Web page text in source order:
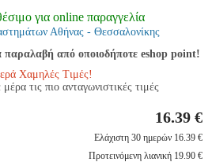
για online παραγγελία
Αθήνας - Θεσσαλονίκης
παραλαβή από οποιοδήποτε eshop point!
Χαμηλές Τιμές!
τις πιο ανταγωνιστικές τιμές
16.39 €
Ελάχιστη 30 ημερών 16.39 €
Προτεινόμενη λιανική 19.90 €